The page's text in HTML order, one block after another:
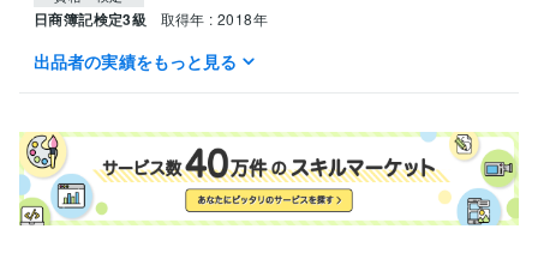
日商簿記検定3級 取得年 : 2018年
ビジネス・クリエイティブツール
SAP:1年
得意分野
ライティング・翻訳 Webライティング 事務アシスト
出品者の実績をもっと見る